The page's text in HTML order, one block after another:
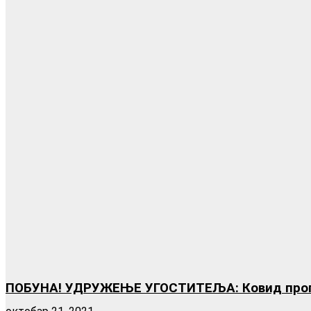
ПОБУНА! УДРУЖЕЊЕ УГОСТИТЕЉА: Ковид